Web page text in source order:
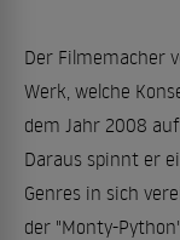
Der Filmemacher
Werk, welche
dem Jahr 2008
Daraus spinnt er
Genres in sich
der "Monty-